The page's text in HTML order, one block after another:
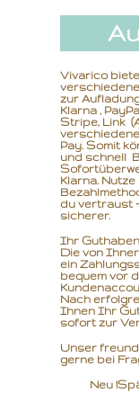
Vivarico
zur
Klarna ,
Stripe, Link
Pay. Somit
und schnell
Klarna.
du vertraust
sicherer.
Ihr
Die von
ein
bequem vor
Nach
Ihnen Ihr
sofort zur
Unser
gerne bei
Neu